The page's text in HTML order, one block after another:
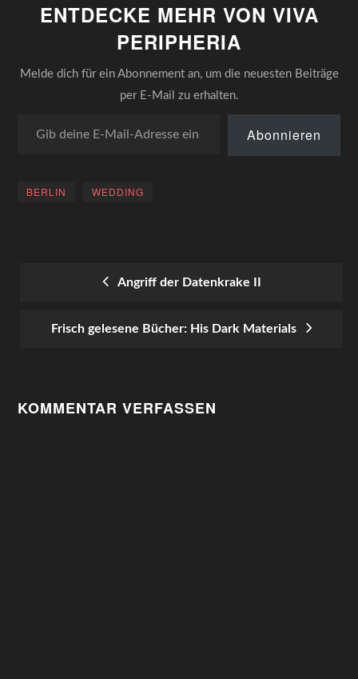
wichtig schien, einmal auf
ENTDECKE MEHR VON VIVA
PERIPHERIA
Melde dich für ein Abonnement an, um die neuesten Beiträge
per E-Mail zu erhalten.
Abonnieren
BERLIN WEDDING
POST
NAVIGATION
Angriff der Datenkrake II
Frisch gelesene Bücher: His Dark Materials
KOMMENTAR VERFASSEN